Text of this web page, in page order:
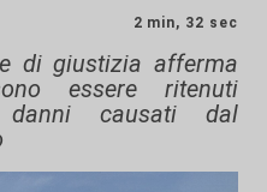
2 min, 32 sec
di giustizia afferma
essere ritenuti
causati dal